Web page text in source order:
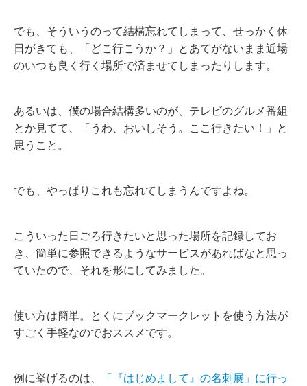
でも、そういうのって結構忘れてしまって、せっかく休
日がきても、「どこ行こうか？」とあてがないまま近場
のいつも良く行く場所で済ませてしまったりします。
あるいは、僕の場合結構多いのが、テレビのグルメ番組
とか見てて、「うわ、おいしそう。ここ行きたい！」と
思うこと。
でも、やっぱりこれも忘れてしまうんですよね。
こういった日ごろ行きたいと思った場所を記録してお
き、簡単に参照できるようなサービスがあればなと思っ
ていたので、それを形にしてみました。
使い方は簡単。とくにブックマークレットを使う方法が
すごく手軽なのでおススメです。
例に挙げるのは、
「『はじめまして』の名刺展」に行っ